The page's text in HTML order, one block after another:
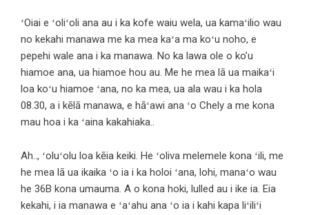
ʻOiai e ʻoliʻoli ana au i ka kofe waiu wela, ua kamaʻilio wau
no kekahi manawa me ka mea kaʻa ma koʻu noho, e
pepehi wale ana i ka manawa. No ka lawa ole o ko’u
hiamoe ana, ua hiamoe hou au. Me he mea lā ua maikaʻi
loa koʻu hiamoe ʻana, no ka mea, ua ala wau i ka hola
08.30, a i kēlā manawa, e hāʻawi ana ʻo Chely a me kona
mau hoa i ka ʻaina kakahiaka..
Ah.., ʻoluʻolu loa kēia keiki. He ʻoliva melemele kona ʻili, me
he mea lā ua ikaika ʻo ia i ka holoi ʻana, lohi, manaʻo wau
he 36B kona umauma. A o kona hoki, lulled au i ike ia. Eia
kekahi, i ia manawa e ʻaʻahu ana ʻo ia i kahi kapa liʻiliʻi